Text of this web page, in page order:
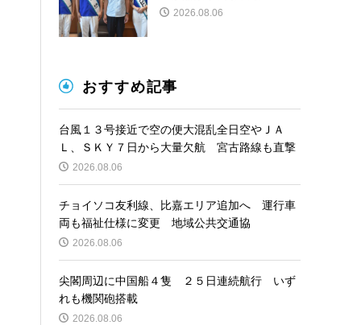
2026.08.06
おすすめ記事
台風１３号接近で空の便大混乱全日空やＪＡ
Ｌ、ＳＫＹ７日から大量欠航 宮古路線も直撃
2026.08.06
チョイソコ友利線、比嘉エリア追加へ 運行車
両も福祉仕様に変更 地域公共交通協
2026.08.06
尖閣周辺に中国船４隻 ２５日連続航行 いず
れも機関砲搭載
2026.08.06